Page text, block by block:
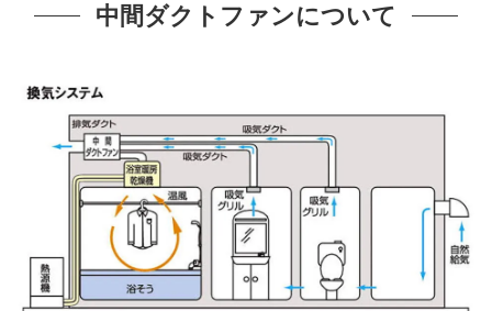
中間ダクトファンについて